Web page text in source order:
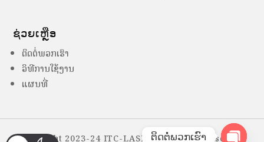
ຊ່ວຍເຫຼືອ
ຕິດຕໍ່ພວກເຮົາ
ວິທີການໃຊ້ງານ
ແຜນທີ່
Copyright 2023-24 ITC-LASES – All Right Reserved
ຕິດຕໍ່ພວກເຮົາ